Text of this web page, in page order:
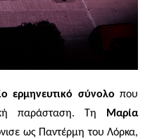
ερμηνευτικό σύνολο που
παράσταση. Τη
Μαρία
ως Παντέρμη του Λόρκα,